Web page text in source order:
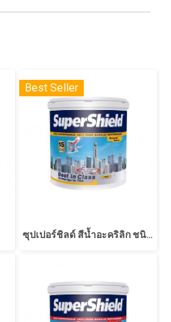
Best Seller
ซุปเปอร์ชิลด์ สีน้ำอะคริลิก ชนิดเนียน